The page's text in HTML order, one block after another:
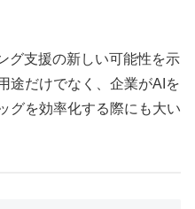
グ支援の新しい可能性を示
途だけでなく、企業がAIを
グを効率化する際にも大い